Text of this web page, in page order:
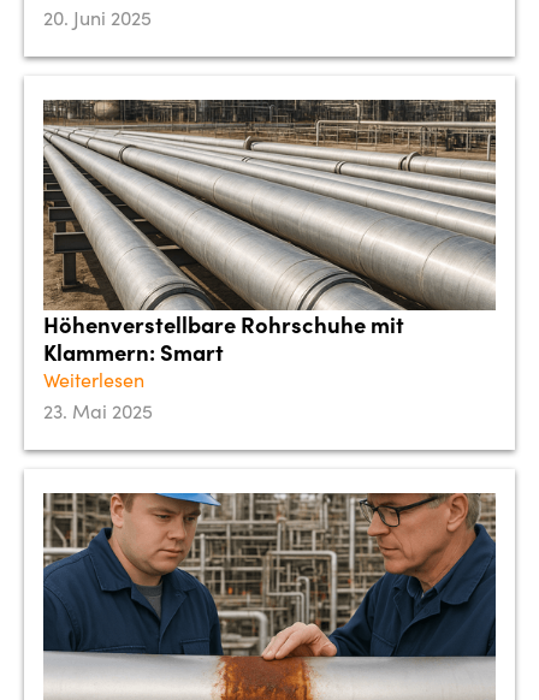
20. Juni 2025
Höhenverstellbare Rohrschuhe mit
Klammern: Smart
Weiterlesen
23. Mai 2025